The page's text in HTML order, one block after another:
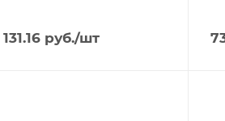
131.16руб./шт